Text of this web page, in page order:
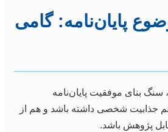
پایان‌نامه: گامی
بنای موفقیت پایان‌نامه
جذابیت شخصی داشته باشد و هم از
پژوهش باشد.